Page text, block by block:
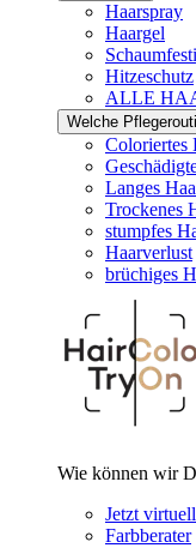
Haarspray
Haargel
Hitzeschutz
ALLE
Welche
Coloriertes
Langes
Trockenes
stumpfes
Haarverlust
brüchiges
Wie können wir
Jetzt
Farbberater